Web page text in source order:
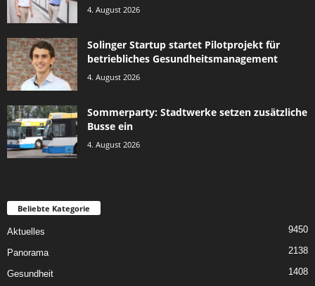
4. August 2026
Solinger Startup startet Pilotprojekt für
betriebliches Gesundheitsmanagement
4. August 2026
Sommerparty: Stadtwerke setzen zusätzliche
Busse ein
4. August 2026
Beliebte Kategorie
Aktuelles 9450
Panorama 2138
Gesundheit 1408